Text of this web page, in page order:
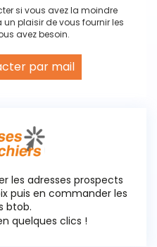
si vous avez la moindre
un plaisir de vous fournir les
avez besoin.
par mail
les adresses prospects
puis en commander les
btob.
quelques clics !